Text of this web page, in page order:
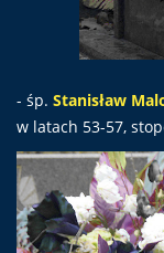
- śp. Stanisław
w latach 53-57,